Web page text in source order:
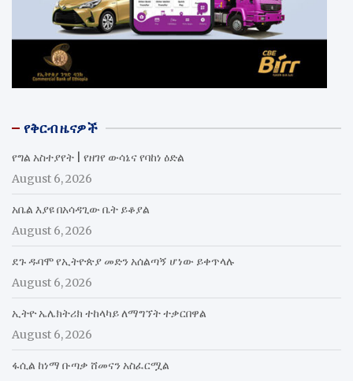
የቅርብ ዜናዎች
የግል አስተያየት | የዘገየ ውሳኔና የባከነ ዕድል
August 6, 2026
አቤል እያዩ በአሳዳጊው ቤት ይቆያል
August 6, 2026
ደጉ ዱባሞ የኢትዮጵያ መድን አሰልጣኝ ሆነው ይቀጥላሉ
August 6, 2026
ኢትዮ ኤሌክትሪክ ተከላካይ ለማግኘት ተቃርበዋል
August 6, 2026
ፋሲል ከነማ ቡጣቃ ሸመናን አስፈርሟል